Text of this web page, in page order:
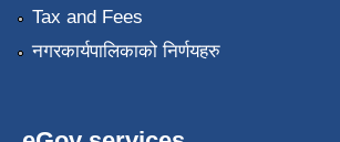
Tax and Fees
नगरकार्यपालिकाको निर्णयहरु